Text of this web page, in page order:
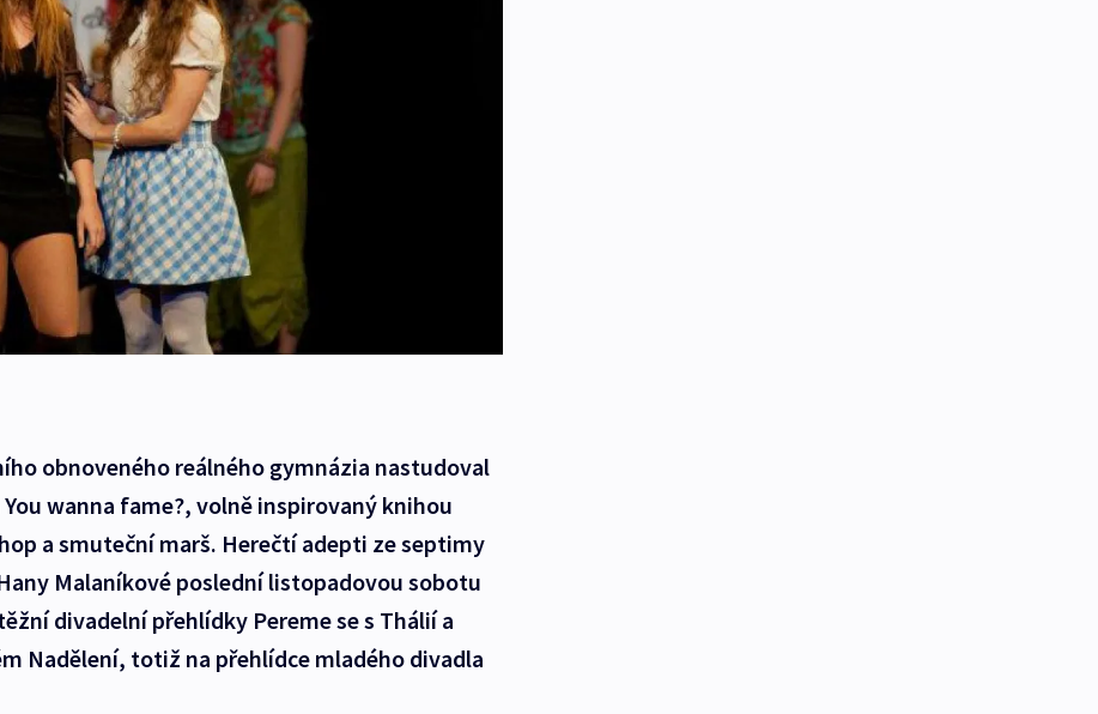
obnoveného reálného gymnázia nastudoval
wanna fame?, volně inspirovaný knihou
a smuteční marš. Herečtí adepti ze septimy
Malaníkové poslední listopadovou sobotu
divadelní přehlídky Pereme se s Thálií a
Nadělení, totiž na přehlídce mladého divadla